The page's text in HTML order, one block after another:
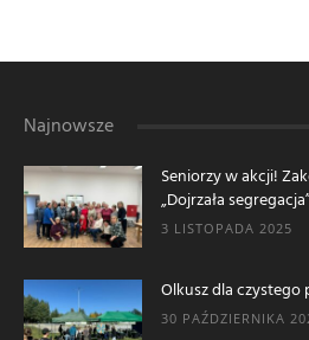
Najnowsze
Seniorzy w akcji!
„Dojrzała
3 LISTOPADA 2025
Olkusz dla czystego
30 PAŹDZIERNIKA